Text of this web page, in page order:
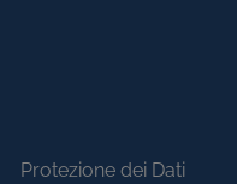
Protezione dei Dati